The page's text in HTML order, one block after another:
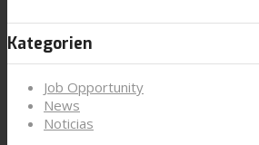
Kategorien
Job Opportunity
News
Noticias